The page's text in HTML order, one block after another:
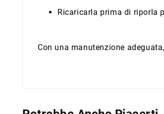
Ricaricarla prima di riporla
Con una manutenzione